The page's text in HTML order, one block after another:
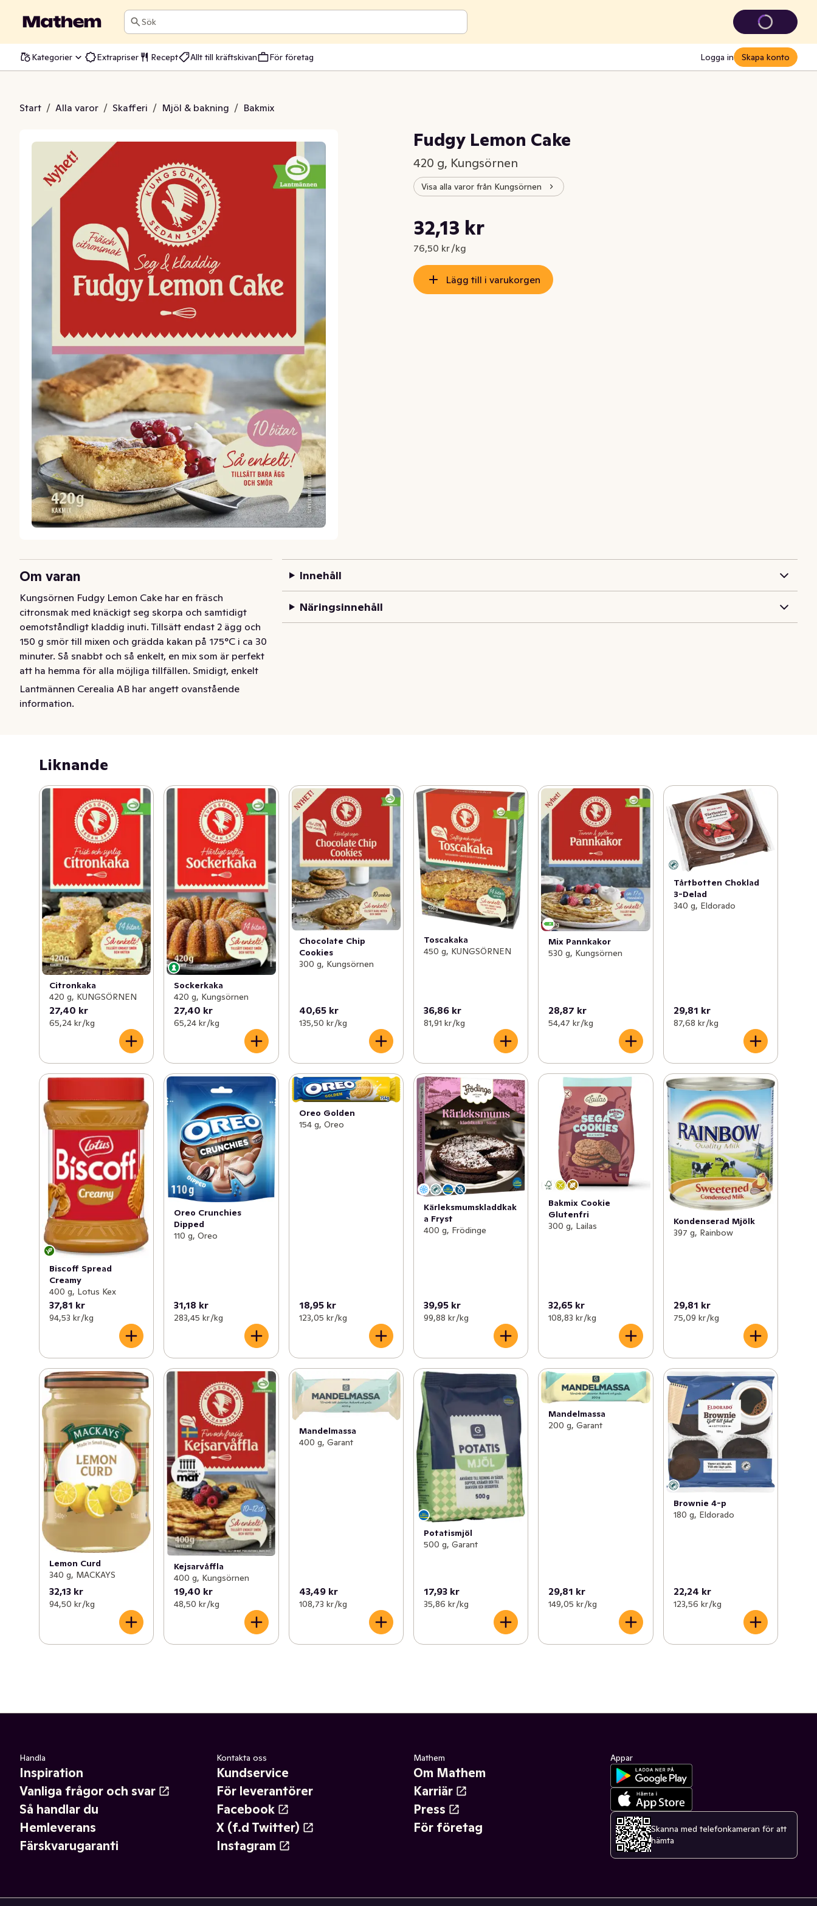
Sök
Kategorier Extrapriser Recept Allt till kräftskivan För företag Logga in Skapa konto
Start / Alla varor / Skafferi / Mjöl & bakning / Bakmix
Lemon Cake
Fudgy Lemon Cake
420 g, Kungsörnen
Visa alla varor från Kungsörnen
Nuvarande pris är: 32,13 kr
32,13 kr
76,50 kr /kg
Styckpris: 76,50 kr /kg
Lägg till i varukorgen
Om varan
Kungsörnen Fudgy Lemon Cake har en fräsch
citronsmak med knäckigt seg skorpa och samtidigt
oemotståndligt kladdig inuti. Tillsätt endast 2 ägg och
150 g smör till mixen och grädda kakan på 175°C i ca 30
minuter. Så snabbt och så enkelt, en mix som är perfekt
att ha hemma för alla möjliga tillfällen. Smidigt, enkelt
och otroligt gott! Utmärkt som efterrätt eller till en lyxig
fikastund. En förpackning räcker till 10 bitar.
Lantmännen Cerealia AB har angett ovanstående
information.
Innehåll
Näringsinnehåll
Liknande
Citronkaka
420 g, KUNGSÖRNEN
27,40 kr
65,24 kr /kg
Sockerkaka
420 g, Kungsörnen
27,40 kr
65,24 kr /kg
Chocolate Chip
Cookies
300 g, Kungsörnen
40,65 kr
135,50 kr /kg
Toscakaka
450 g, KUNGSÖRNEN
36,86 kr
81,91 kr /kg
Mix Pannkakor
530 g, Kungsörnen
28,87 kr
54,47 kr /kg
Tårtbotten Choklad
3-Delad
340 g, Eldorado
29,81 kr
87,68 kr /kg
Biscoff Spread
Creamy
400 g, Lotus Kex
37,81 kr
94,53 kr /kg
Oreo Crunchies
Dipped
110 g, Oreo
31,18 kr
283,45 kr /kg
Oreo Golden
154 g, Oreo
18,95 kr
123,05 kr /kg
Kärleksmumskladdkak
a Fryst
400 g, Frödinge
39,95 kr
99,88 kr /kg
Bakmix Cookie
Glutenfri
300 g, Lailas
32,65 kr
108,83 kr /kg
Kondenserad Mjölk
397 g, Rainbow
29,81 kr
75,09 kr /kg
Lemon Curd
340 g, MACKAYS
32,13 kr
94,50 kr /kg
Kejsarvåffla
400 g, Kungsörnen
19,40 kr
48,50 kr /kg
Mandelmassa
400 g, Garant
43,49 kr
108,73 kr /kg
Potatismjöl
500 g, Garant
17,93 kr
35,86 kr /kg
Mandelmassa
200 g, Garant
29,81 kr
149,05 kr /kg
Brownie 4-p
180 g, Eldorado
22,24 kr
123,56 kr /kg
Handla
Inspiration
Vanliga frågor och svar
Så handlar du
Hemleverans
Färskvarugaranti
Kontakta oss
Kundservice
För leverantörer
Facebook
X (f.d Twitter)
Instagram
Mathem
Om Mathem
Karriär
Press
För företag
Appar
Skanna med telefonkameran för att
hämta